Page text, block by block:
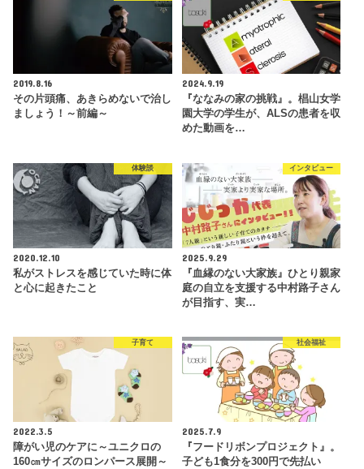
2019.8.16
その片頭痛、あきらめないで治し
ましょう！～前編～
2024.9.19
『ななみの家の挑戦』。椙山女学
園大学の学生が、ALSの患者を収
めた動画を…
体験談
2020.12.10
私がストレスを感じていた時に体
と心に起きたこと
インタビュー
2025.9.29
『血縁のない大家族』ひとり親家
庭の自立を支援する中村路子さん
が目指す、実…
子育て
2022.3.5
障がい児のケアに～ユニクロの
160㎝サイズのロンパース展開～
社会福祉
2025.7.9
『フードリボンプロジェクト』。
子ども1食分を300円で先払い